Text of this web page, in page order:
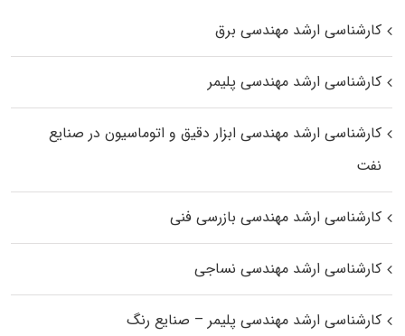
کارشناسی ارشد مهندسی برق
کارشناسی ارشد مهندسی پلیمر
کارشناسی ارشد مهندسی ابزار دقیق و اتوماسیون در صنایع
نفت
کارشناسی ارشد مهندسی بازرسی فنی
کارشناسی ارشد مهندسی نساجی
کارشناسی ارشد مهندسی پلیمر – صنایع رنگ